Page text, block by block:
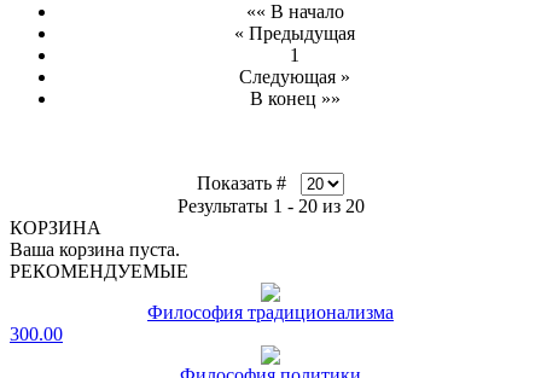
«« В начало
« Предыдущая
1
Следующая »
В конец »»
Показать #
Результаты 1 - 20 из 20
КОРЗИНА
Ваша корзина пуста.
РЕКОМЕНДУЕМЫЕ
Философия традиционализма
300.00